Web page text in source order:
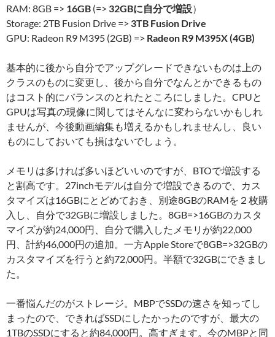
RAM: 8GB => 16GB (=> 32GBに自分で増設）
Storage: 2TB Fusion Drive => 3TB Fusion Drive
GPU: Radeon R9 M395 (2GB) => Radeon R9 M395X (4GB)
基本的に後から自分でアップグレードできないものは上の
クラスのものに変更し、後から自分でなんとかできるもの
はコスト的にバランスのとれたところにしました。CPUと
GPUは写真の現像に関してはそんなに変わらないかもしれ
ませんが、今後動画編集も増えるかもしれませんし、良い
ものにしておいても損はないでしょう。
メモリは多ければ多いほどいいのですが、BTOで増設する
と割高です。27inchモデルは自分で増設できるので、カス
タマイズは16GBにとどめておき、別途8GBのRAMを２枚購
入し、自分で32GBに増設しました。8GB=>16GBのカスタ
マイズが約24,000円、自分で購入したメモリが約22,000
円、計約46,000円の追加。一方Apple Storeで8GB=>32GBの
カスタマイズを行うと約72,000円。半額で32GBにできまし
た。
一番悩んだのがストレージ。MBPでSSDの速さを知ってし
まったので、できればSSDにしたかったのですが、最大の
1TBのSSDにすると約84,000円。高すぎます。今のMBPと同